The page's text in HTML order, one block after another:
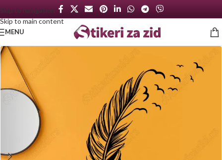
Skip to navigation
Skip to main content
MENU